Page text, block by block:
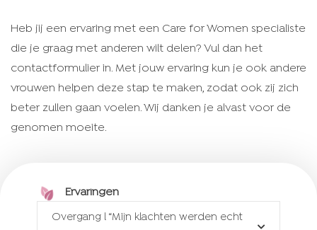
Heb jij een ervaring met een Care for Women specialiste
die je graag met anderen wilt delen? Vul dan het
contactformulier in. Met jouw ervaring kun je ook andere
vrouwen helpen deze stap te maken, zodat ook zij zich
beter zullen gaan voelen. Wij danken je alvast voor de
genomen moeite.
Ervaringen
Overgang l “Mijn klachten werden echt